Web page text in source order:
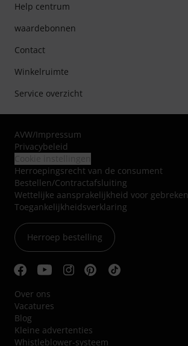
Help centrum
waardebonnen
Contact
Winkelruimte
Service overzicht
AVW/Impressum
Privacybeleid
Herroepingsrecht van de consument
Bestellen/Contractafsluiting
Wettelijke aansprakelijkheid voor gebreken
Toegankelijkheidsverklaring
Herroep bestelling
Over ons
Vacatures
Blog
Kleine advertenties
Whistleblower-systeem